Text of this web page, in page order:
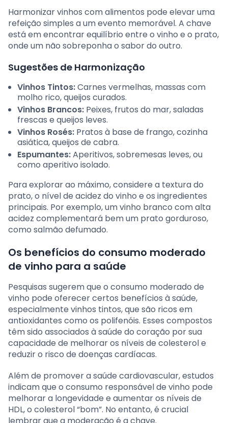
Harmonizar vinhos com alimentos pode elevar uma
refeição simples a um evento memorável. A chave
está em encontrar equilíbrio entre o vinho e o prato,
onde um não sobreponha o sabor do outro.
Sugestões de Harmonização
Vinhos Tintos:Carnes vermelhas, massas com
molho rico, queijos curados.
Vinhos Brancos: Peixes, frutos do mar, saladas
frescas e queijos leves.
Vinhos Rosés: Pratos à base de frango, cozinha
asiática, queijos de cabra.
Espumantes:Aperitivos, sobremesas leves, ou
como aperitivo isolado.
Para explorar ao máximo, considere a textura do
prato, o nível de acidez do vinho e os ingredientes
principais. Por exemplo, um vinho branco com alta
acidez complementará bem um prato gorduroso,
como salmão defumado.
Os benefícios do consumo moderado
de vinho para a saúde
Pesquisas sugerem que o consumo moderado de
vinho pode oferecer certos benefícios à saúde,
especialmente vinhos tintos, que são ricos em
antioxidantes como os polifenóis. Esses compostos
têm sido associados à saúde do coração por sua
capacidade de melhorar os níveis de colesterol e
reduzir o risco de doenças cardíacas.
Além de promover a saúde cardiovascular, estudos
indicam que o consumo responsável de vinho pode
melhorar a longevidade e aumentar os níveis de
HDL, o colesterol “bom”. No entanto, é crucial
lembrar que a moderação é a chave.